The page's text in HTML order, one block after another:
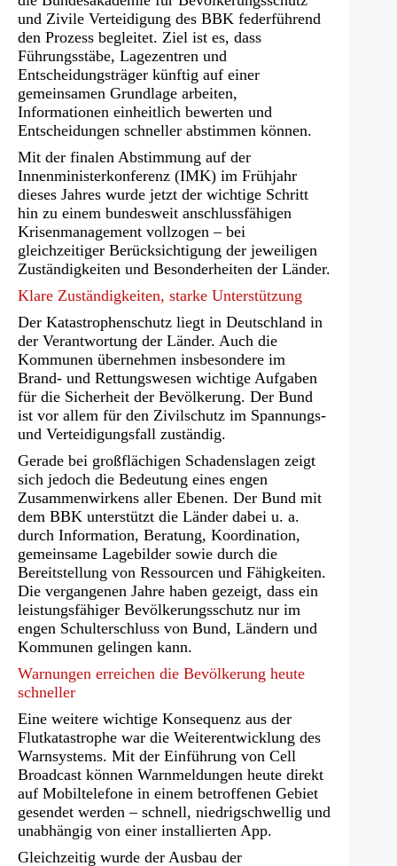
und Zivile Verteidigung des BBK federführend
den Prozess begleitet. Ziel ist es, dass
Führungsstäbe, Lagezentren und
Entscheidungsträger künftig auf einer
gemeinsamen Grundlage arbeiten,
Informationen einheitlich bewerten und
Entscheidungen schneller abstimmen können.
Mit der finalen Abstimmung auf der
Innenministerkonferenz (IMK) im Frühjahr
dieses Jahres wurde jetzt der wichtige Schritt
hin zu einem bundesweit anschlussfähigen
Krisenmanagement vollzogen – bei
gleichzeitiger Berücksichtigung der jeweiligen
Zuständigkeiten und Besonderheiten der Länder.
Klare Zuständigkeiten, starke Unterstützung
Der Katastrophenschutz liegt in Deutschland in
der Verantwortung der Länder. Auch die
Kommunen übernehmen insbesondere im
Brand- und Rettungswesen wichtige Aufgaben
für die Sicherheit der Bevölkerung. Der Bund
ist vor allem für den Zivilschutz im Spannungs-
und Verteidigungsfall zuständig.
Gerade bei großflächigen Schadenslagen zeigt
sich jedoch die Bedeutung eines engen
Zusammenwirkens aller Ebenen. Der Bund mit
dem BBK unterstützt die Länder dabei u. a.
durch Information, Beratung, Koordination,
gemeinsame Lagebilder sowie durch die
Bereitstellung von Ressourcen und Fähigkeiten.
Die vergangenen Jahre haben gezeigt, dass ein
leistungsfähiger Bevölkerungsschutz nur im
engen Schulterschluss von Bund, Ländern und
Kommunen gelingen kann.
Warnungen erreichen die Bevölkerung heute
schneller
Eine weitere wichtige Konsequenz aus der
Flutkatastrophe war die Weiterentwicklung des
Warnsystems. Mit der Einführung von Cell
Broadcast können Warnmeldungen heute direkt
auf Mobiltelefone in einem betroffenen Gebiet
gesendet werden – schnell, niedrigschwellig und
unabhängig von einer installierten App.
Gleichzeitig wurde der Ausbau der